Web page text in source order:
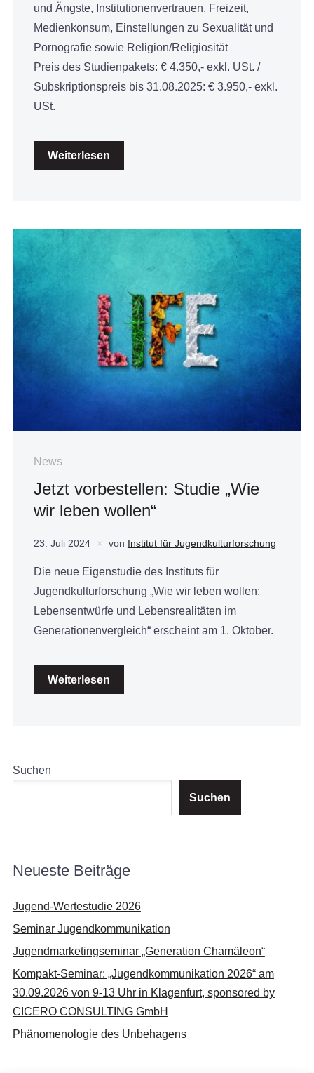
und Ängste, Institutionenvertrauen, Freizeit,
Medienkonsum, Einstellungen zu Sexualität und
Pornografie sowie Religion/Religiosität
Preis des Studienpakets: € 4.350,- exkl. USt. /
Subskriptionspreis bis 31.08.2025: € 3.950,- exkl.
USt.
Weiterlesen
News
Jetzt vorbestellen: Studie „Wie
wir leben wollen“
23. Juli 2024 von Institut für Jugendkulturforschung
Die neue Eigenstudie des Instituts für
Jugendkulturforschung „Wie wir leben wollen:
Lebensentwürfe und Lebensrealitäten im
Generationenvergleich“ erscheint am 1. Oktober.
Weiterlesen
Suchen
Suchen
Neueste Beiträge
Jugend-Wertestudie 2026
Seminar Jugendkommunikation
Jugendmarketingseminar „Generation Chamäleon“
Kompakt-Seminar: „Jugendkommunikation 2026“ am
30.09.2026 von 9-13 Uhr in Klagenfurt, sponsored by
CICERO CONSULTING GmbH
Phänomenologie des Unbehagens